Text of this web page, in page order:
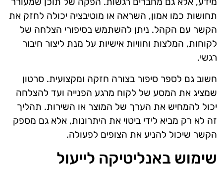
תחושות כמו אמון, השראה או מוטיבציה יכולה לחזק את
הקשר עם הקהל. ניתן להשתמש בסיפורי הצלחה של
לקוחות, המלצות וחוויות אישיות על מנת ליצור חיבור
רגשי.
חשוב גם לספר סיפור בצורה חזקה ומקצועית. סרטון
שמציג את המסע של לקוח מרגע הפנייה ועד להצלחה
יכול להמחיש את הערך של המוצר או השירות. תהליך
זה לא רק מביא לידי ביטוי את היתרונות, אלא גם מספק
הקשר שיכול להניע את הצופים לפעולה.
שימוש באנליטיקה לייעול